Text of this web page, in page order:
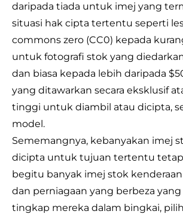
daripada tiada untuk imej yang
situasi hak cipta tertentu seperti
commons zero (CC0) kepada
untuk fotografi stok yang
dan biasa kepada lebih daripada
yang ditawarkan secara eksklusif
tinggi untuk diambil atau dicipta,
model.
Sememangnya, kebanyakan imej
dicipta untuk tujuan tertentu
begitu banyak imej stok
dan perniagaan yang berbeza
tingkap mereka dalam bingkai,